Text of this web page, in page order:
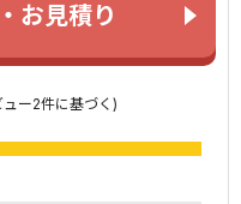
お見積り
ー2件に基づく)